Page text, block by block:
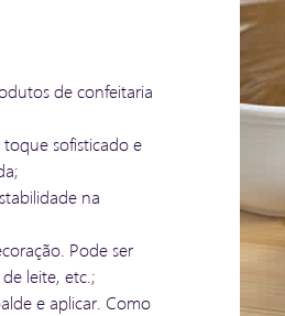
de confeitaria
sofisticado e
na
Pode ser
leite, etc.;
e aplicar. Como